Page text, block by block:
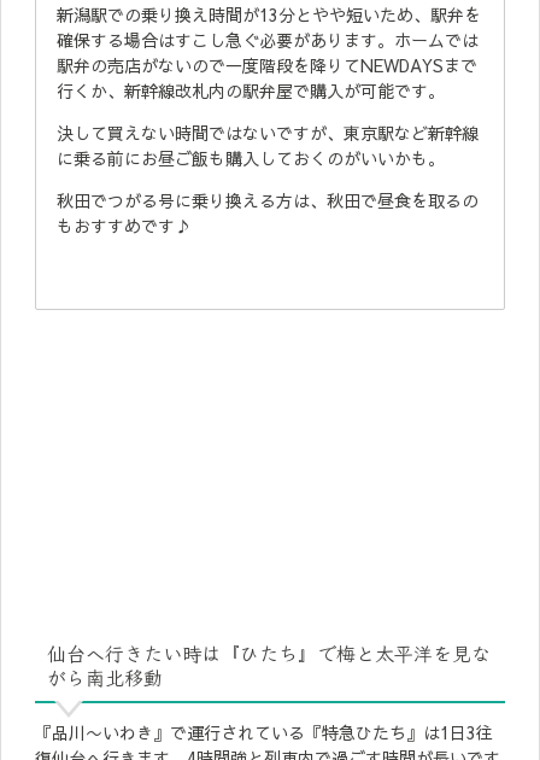
新潟駅での乗り換え時間が13分とやや短いため、駅弁を
確保する場合はすこし急ぐ必要があります。ホームでは
駅弁の売店がないので一度階段を降りてNEWDAYSまで
行くか、新幹線改札内の駅弁屋で購入が可能です。
決して買えない時間ではないですが、東京駅など新幹線
に乗る前にお昼ご飯も購入しておくのがいいかも。
秋田でつがる号に乗り換える方は、秋田で昼食を取るの
もおすすめです♪
仙台へ行きたい時は『ひたち』で梅と太平洋を見な
がら南北移動
『品川〜いわき』で運行されている『特急ひたち』は1日3往